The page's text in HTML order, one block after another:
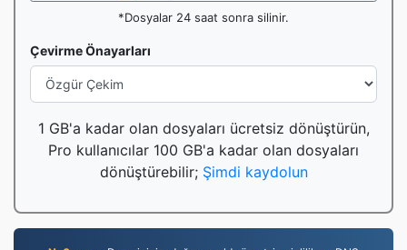
*Dosyalar 24 saat sonra silinir.
Çevirme Önayarları
1 GB'a kadar olan dosyaları ücretsiz dönüştürün,
Pro kullanıcılar 100 GB'a kadar olan dosyaları
dönüştürebilir; Şimdi kaydolun